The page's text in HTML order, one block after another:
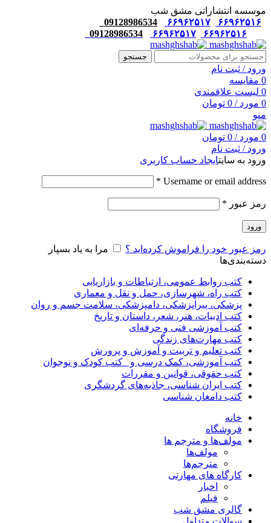
موسسه انتشاراتی مشق شب
۶۶۹۶۲۵۱۶
۶۶۹۶۲۵۱۷
09128986534
۶۶۹۶۲۵۱۶
۶۶۹۶۲۵۱۷ 09128986534
جستجو
ورود / ثبت نام
0 مقایسه
0 لیست علاقمندی
0 مورد /
0 تومان
منو
0 مورد /
0 تومان
ورود / ثبت نام
ورود به سایتایجاد حساب کاربری
Username or email address
*
رمز عبور *
ورود
رمز عبور خود را فراموش کرده‌اید ؟
مرا به یاد بسپار
دسته‌بندی‌ها
کتب روابط عمومی، ارتباطات و بازاریابی
کتب راه، شهرسازی، حمل و نقل و معماری
پزشکی، پیراپزشکی، دامپزشکی، سلامت جسم و روان
کتب ادبیات، هنر، شعر، داستان و تاریخ
کتب آموزشی فنی و حرفه‌ای
کتب مهارت‌های زندگی
کتب تعلیم و تربیت و آموزش و پرورش
کتب آموزشی، کمک درسی و _کتب کودک و نوجوان
کتب حقوقی، قوانین و مقررات
کتب ایران شناسی، جاذبه‌های گردشگری
کتب دامغان شناسی
خانه
فروشگاه
مولف‌ها و مترجم ها
مولف‌ها
مترجم‌ها
کارگاه های مهارتی
اخبار
فیلم
گالری مشق شب
سوالات متداول